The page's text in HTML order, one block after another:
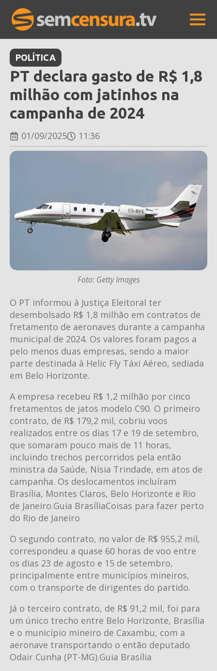
POLÍTICA
PT declara gasto de R$ 1,8
milhão com jatinhos na
campanha de 2024
01/09/2025 11:36
Foto: Getty Images
O PT informou à Justiça Eleitoral ter
desembolsado R$ 1,8 milhão em contratos de
fretamento de aeronaves durante a campanha
municipal de 2024. Os valores foram pagos a
pelo menos duas empresas, sendo a maior
parte destinada à Helic Fly Táxi Aéreo, sediada
em Belo Horizonte.
A empresa recebeu R$ 1,2 milhão por cinco
fretamentos de jatos modelo C90. O primeiro
contrato, de R$ 179,2 mil, cobriu voos
realizados entre os dias 17 e 19 de setembro,
que somaram pouco mais de 11 horas,
incluindo trechos percorridos pela então
ministra da Saúde, Nísia Trindade, em atos de
campanha. Os deslocamentos incluíram
Brasília, Montes Claros, Belo Horizonte e Rio
de Janeiro.Guia BrasíliaCoisas para fazer perto
do Rio de Janeiro
O segundo contrato, no valor de R$ 955,2 mil,
correspondeu a quase 60 horas de voo entre
os dias 23 de agosto e 15 de setembro,
principalmente entre municípios mineiros,
com o transporte de dirigentes do partido.
Já o terceiro contrato, de R$ 91,2 mil, foi para
um único trecho entre Belo Horizonte, Brasília
e o município mineiro de Caxambu, com a
aeronave transportando o então deputado
Odair Cunha (PT-MG).Guia Brasília